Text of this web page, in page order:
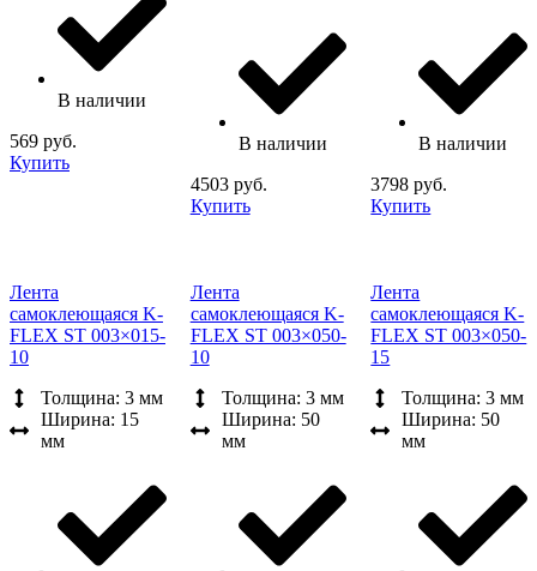
В наличии
569 руб.
Купить
В наличии
4503 руб.
Купить
В наличии
3798 руб.
Купить
Лента
самоклеющаяся K-
FLEX ST 003×015-
10
Толщина: 3 мм
Ширина: 15
мм
Лента
самоклеющаяся K-
FLEX ST 003×050-
10
Толщина: 3 мм
Ширина: 50
мм
Лента
самоклеющаяся K-
FLEX ST 003×050-
15
Толщина: 3 мм
Ширина: 50
мм